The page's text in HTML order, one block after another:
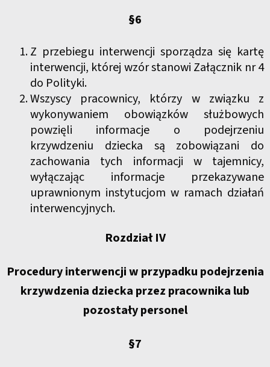
§6
Z przebiegu interwencji sporządza się kartę
interwencji, której wzór stanowi Załącznik nr 4
do Polityki.
Wszyscy pracownicy, którzy w związku z
wykonywaniem obowiązków służbowych
powzięli informacje o podejrzeniu
krzywdzeniu dziecka są zobowiązani do
zachowania tych informacji w tajemnicy,
wyłączając informacje przekazywane
uprawnionym instytucjom w ramach działań
interwencyjnych.
Rozdział IV
Procedury interwencji w przypadku podejrzenia
krzywdzenia dziecka przez pracownika lub
pozostały personel
§7